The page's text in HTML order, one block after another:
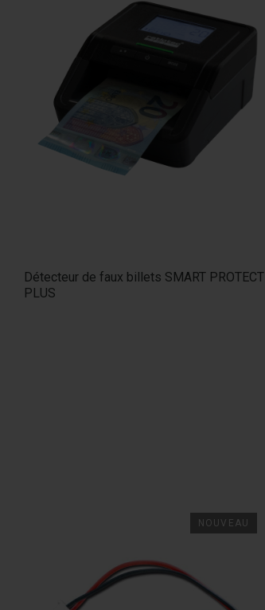
Détecteur de faux billets SMART PROTECT
PLUS
NOUVEAU